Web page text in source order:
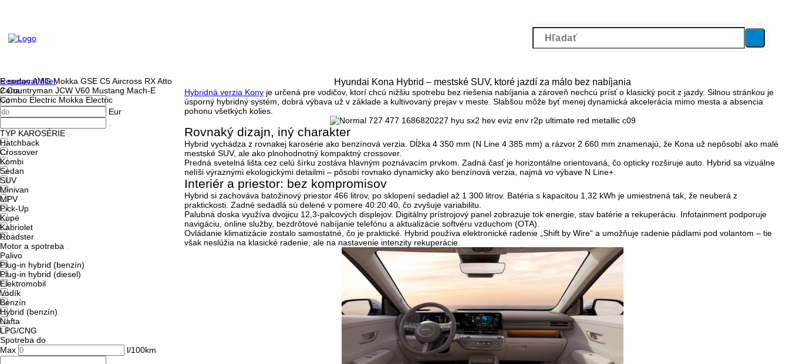
Resetovať filter
Cena
Eur
TYP KAROSÉRIE
Hatchback
Crossover
Kombi
Sedan
SUV
Minivan
MPV
Pick-Up
Kupé
Kabriolet
Roadster
Motor a spotreba
Palivo
Plug-in hybrid (benzín)
Plug-in hybrid (diesel)
Elektromobil
Vodík
Benzín
Hybrid (benzín)
Nafta
LPG/CNG
Spotreba do
Max
l/100km
E sedan AMG Mokka GSE C5 Aircross RXAtto
2 Countryman JCW V60 Mustang Mach-E
Combo Electric Mokka Electric
Hyundai Kona Hybrid – mestské SUV, ktoré jazdí za málo bez nabíjania
Hybridná verzia Kony je určená pre vodičov, ktorí chcú nižšiu spotrebu bez riešenia nabíjania a zároveň nechcú prísť o klasický pocit z jazdy. Silnou stránkou je
úsporný hybridný systém, dobrá výbava už v základe a kultivovaný prejav v meste. Slabšou môže byť menej dynamická akcelerácia mimo mesta a absencia
pohonu všetkých kolies.
Rovnaký dizajn, iný charakter
Hybrid vychádza z rovnakej karosérie ako benzínová verzia. Dĺžka 4 350 mm (N Line 4 385 mm) a rázvor 2 660 mm znamenajú, že Kona už nepôsobí ako malé
mestské SUV, ale ako plnohodnotný kompaktný crossover.
Predná svetelná lišta cez celú šírku zostáva hlavným poznávacím prvkom. Zadná časť je horizontálne orientovaná, čo opticky rozširuje auto. Hybrid sa vizuálne
nelíši výraznými ekologickými detailmi – pôsobí rovnako dynamicky ako benzínová verzia, najmä vo výbave N Line+.
Interiér a priestor: bez kompromisov
Hybrid si zachováva batožinový priestor 466 litrov, po sklopení sedadiel až 1 300 litrov. Batéria s kapacitou 1,32 kWh je umiestnená tak, že neuberá z
praktickosti. Zadné sedadlá sú delené v pomere 40:20:40, čo zvyšuje variabilitu.
Palubná doska využíva dvojicu 12,3-palcových displejov. Digitálny prístrojový panel zobrazuje tok energie, stav batérie a rekuperáciu. Infotainment podporuje
navigáciu, online služby, bezdrôtové nabíjanie telefónu a aktualizácie softvéru vzduchom (OTA).
Ovládanie klimatizácie zostalo samostatné, čo je praktické. Hybrid používa elektronické radenie „Shift by Wire“ a umožňuje radenie pádlami pod volantom – tie
však neslúžia na klasické radenie, ale na nastavenie intenzity rekuperácie.